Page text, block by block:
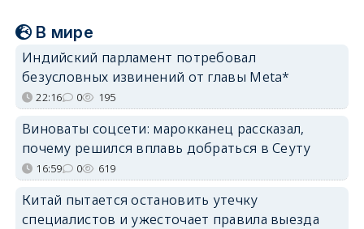
В мире
Индийский парламент потребовал
безусловных извинений от главы Meta*
22:16 0 195
Виноваты соцсети: марокканец рассказал,
почему решился вплавь добраться в Сеуту
16:59 0 619
Китай пытается остановить утечку
специалистов и ужесточает правила выезда